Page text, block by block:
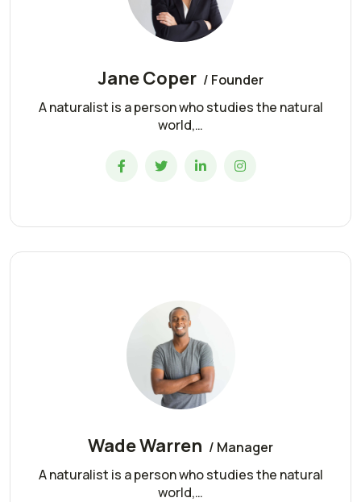
Jane Coper / Founder
A naturalist is a person who studies the natural
world,…
Wade Warren / Manager
A naturalist is a person who studies the natural
world,…